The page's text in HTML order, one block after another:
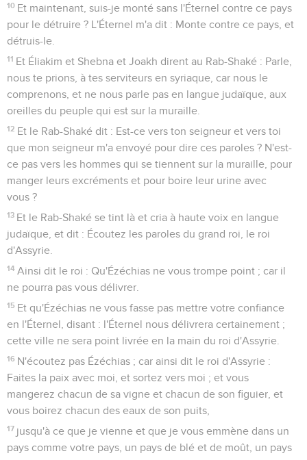
10 Et maintenant, suis-je monté sans l'Éternel contre ce pays
pour le détruire ? L'Éternel m'a dit : Monte contre ce pays, et
détruis-le.
11 Et Éliakim et Shebna et Joakh dirent au Rab-Shaké : Parle,
nous te prions, à tes serviteurs en syriaque, car nous le
comprenons, et ne nous parle pas en langue judaïque, aux
oreilles du peuple qui est sur la muraille.
12 Et le Rab-Shaké dit : Est-ce vers ton seigneur et vers toi
que mon seigneur m'a envoyé pour dire ces paroles ? N'est-
ce pas vers les hommes qui se tiennent sur la muraille, pour
manger leurs excréments et pour boire leur urine avec
vous ?
13 Et le Rab-Shaké se tint là et cria à haute voix en langue
judaïque, et dit : Écoutez les paroles du grand roi, le roi
d'Assyrie.
14 Ainsi dit le roi : Qu'Ézéchias ne vous trompe point ; car il
ne pourra pas vous délivrer.
15 Et qu'Ézéchias ne vous fasse pas mettre votre confiance
en l'Éternel, disant : l'Éternel nous délivrera certainement ;
cette ville ne sera point livrée en la main du roi d'Assyrie.
16 N'écoutez pas Ézéchias ; car ainsi dit le roi d'Assyrie :
Faites la paix avec moi, et sortez vers moi ; et vous
mangerez chacun de sa vigne et chacun de son figuier, et
vous boirez chacun des eaux de son puits,
17 jusqu'à ce que je vienne et que je vous emmène dans un
pays comme votre pays, un pays de blé et de moût, un pays